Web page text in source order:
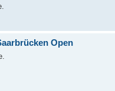
Open